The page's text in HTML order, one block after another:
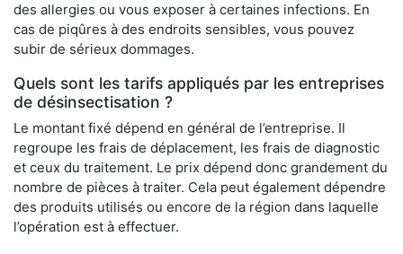
des allergies ou vous exposer à certaines infections. En
cas de piqûres à des endroits sensibles, vous pouvez
subir de sérieux dommages.
Quels sont les tarifs appliqués par les entreprises
de désinsectisation ?
Le montant fixé dépend en général de l’entreprise. Il
regroupe les frais de déplacement, les frais de diagnostic
et ceux du traitement. Le prix dépend donc grandement du
nombre de pièces à traiter. Cela peut également dépendre
des produits utilisés ou encore de la région dans laquelle
l’opération est à effectuer.